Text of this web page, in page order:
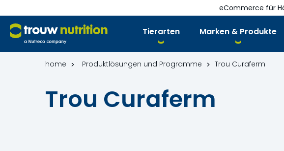
Tierarten Marken & Produkte
eCommerce für
home Produktlösungen und Programme Trou Curaferm
Trou Curaferm